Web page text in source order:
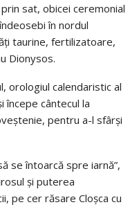
sat, obicei ceremonial
în nordul
taurine, fertilizatoare,
Dionysos.
orologiul calendaristic al
începe cântecul la
pentru a-l sfârși
se întoarcă spre iarnă”,
și puterea
pe cer răsare Cloșca cu